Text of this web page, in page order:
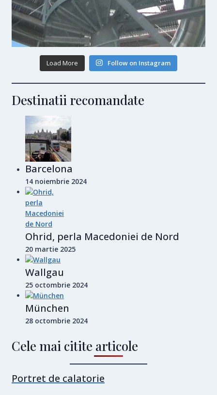
Load More Follow on Instagram
Destinatii recomandate
Barcelona
14 noiembrie 2024
Ohrid, perla Macedoniei de Nord
20 martie 2025
Wallgau
25 octombrie 2024
München
28 octombrie 2024
Cele mai citite articole
Portret de calatorie